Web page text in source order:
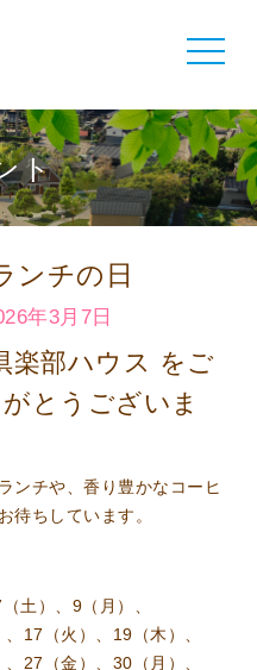
toggle
ト
ンチの日
年3月7日
楽部ハウス をご
とうございま
ンチや、香り豊かなコーヒ
待ちしています。
土）、9（月）、
17（火）、19（木）、
27（金）、30（月）、